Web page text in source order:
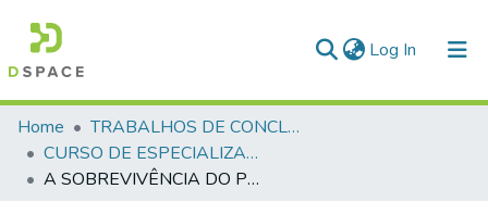
Log In (current)
Communities & Collections
All of DSpace
Home
TRABALHOS DE CONCLUSÃO DE CURSO - CEGESP (CURSO DE ESPECIALIZAÇÃO EM GERENCIAMENTO EM SEGURANÇA PÚBLICA)
CURSO DE ESPECIALIZAÇÃO EM GERENCIAMENTO EM SEGURANÇA PÚBLICA - CEGESP - 2017
A SOBREVIVÊNCIA DO POLICIAL MILITAR DO ESTADO DE GOIÁS NO PERÍODO DE FOLGA